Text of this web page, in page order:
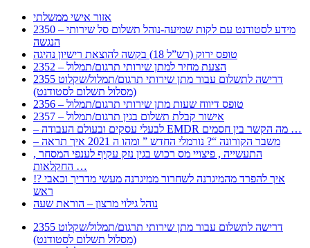
אזור אישי ממשלתי
2350 – מידע לסטודנט עם לקות שמיעה-נוהל תשלום סל שירותי
הנגשה
טופס ירוק (רש”ל 18) בקשה להוצאת רישיון נהיגה
2352 – הצעת מחיר למתן שירותי תרגום/תמלול
2355 דרישה לתשלום עבור מתן שירותי תרגום/תמלול/שקלוט
(מסלול תשלום לסטודנט)
2356 – טופס דיווח שעות מתן שירותי תרגום/תמלול
2357 – אישור קבלת תשלום בגין תרגום/תמלול
– לבעלי עסקים ובעולם העבודה EMDR מה הקשר בין חסמים …
– משבר הקורונה “? נורמלי החדש ” ומהו ה 2021 איך תראה
, התעשייה , פיצויי מס רכוש בגין נזק עקיף לענפי המסחר
החקלאות …
!? איך להפרד מהמיגרנה לשחרור ממיגרנה מעשי מדריך וכאבי
ראש
נוהל גילוי מרצון – הוראת שעה
2355 דרישה לתשלום עבור מתן שירותי תרגום/תמלול/שקלוט
(מסלול תשלום לסטודנט)